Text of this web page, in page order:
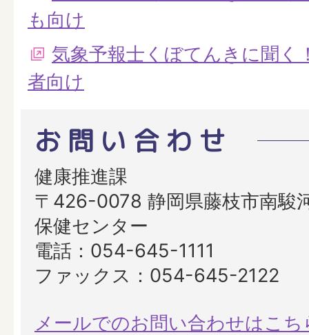
も向け
気象予報士くぼてんきに聞く
者向け
お問い合わせ
健康推進課
〒426-0078 静岡県藤枝市南駿
保健センター
電話：054-645-1111
ファックス：054-645-2122
メールでのお問い合わせはこち